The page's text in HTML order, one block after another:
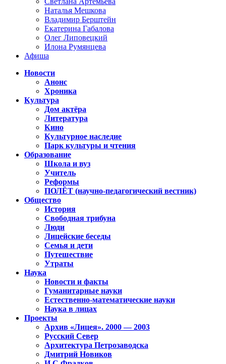
Наталья Мешкова
Владимир Берштейн
Екатерина Габалова
Олег Липовецкий
Илона Румянцева
Афиша
Новости
Анонс
Хроника
Культура
Дом актёра
Литература
Кино
Культурное наследие
Парк культуры и чтения
Образование
Школа и вуз
Учитель
Реформы
ПОЛЁТ (научно-педагогический вестник)
Общество
История
Свободная трибуна
Люди
Лицейские беседы
Семья и дети
Путешествие
Утраты
Наука
Новости и факты
Гуманитарные науки
Естественно-математические науки
Наука в лицах
Проекты
Архив «Лицея». 2000 — 2003
Русский Север
Архитектура Петрозаводска
Дмитрий Новиков